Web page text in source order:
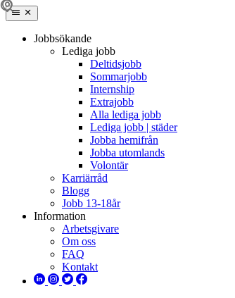
Jobbsökande
Lediga jobb
Deltidsjobb
Sommarjobb
Internship
Extrajobb
Alla lediga jobb
Lediga jobb | städer
Jobba hemifrån
Jobba utomlands
Volontär
Karriärråd
Blogg
Jobb 13-18år
Information
Arbetsgivare
Om oss
FAQ
Kontakt